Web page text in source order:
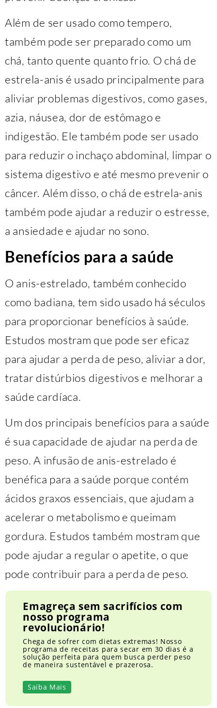
Além de ser usado como tempero,
também pode ser preparado como um
chá, tanto quente quanto frio. O chá de
estrela-anis é usado principalmente para
aliviar problemas digestivos, como gases,
azia, náusea, dor de estômago e
indigestão. Ele também pode ser usado
para reduzir o inchaço abdominal, limpar o
sistema digestivo e até mesmo prevenir o
câncer. Além disso, o chá de estrela-anis
também pode ajudar a reduzir o estresse,
a ansiedade e ajudar no sono.
Benefícios para a saúde
O anis-estrelado, também conhecido
como badiana, tem sido usado há séculos
para proporcionar benefícios à saúde.
Estudos mostram que pode ser eficaz
para ajudar a perda de peso, aliviar a dor,
tratar distúrbios digestivos e melhorar a
saúde cardíaca.
Um dos principais benefícios para a saúde
é sua capacidade de ajudar na perda de
peso. A infusão de anis-estrelado é
benéfica para a saúde porque contém
ácidos graxos essenciais, que ajudam a
acelerar o metabolismo e queimam
gordura. Estudos também mostram que
pode ajudar a regular o apetite, o que
pode contribuir para a perda de peso.
Emagreça sem sacrifícios com
nosso programa
revolucionário!
Chega de sofrer com dietas extremas! Nosso
programa de receitas para secar em 30 dias é a
solução perfeita para quem busca perder peso
de maneira sustentável e prazerosa.
Saiba Mais